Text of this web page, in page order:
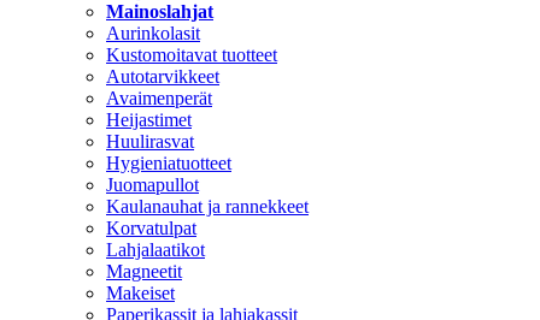
Mainoslahjat
Aurinkolasit
Kustomoitavat tuotteet
Autotarvikkeet
Avaimenperät
Heijastimet
Huulirasvat
Hygieniatuotteet
Juomapullot
Kaulanauhat ja rannekkeet
Korvatulpat
Lahjalaatikot
Magneetit
Makeiset
Paperikassit ja lahjakassit